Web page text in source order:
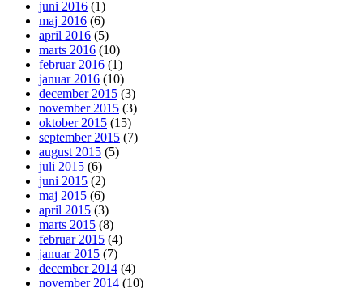
juni 2016 (1)
maj 2016 (6)
april 2016 (5)
marts 2016 (10)
februar 2016 (1)
januar 2016 (10)
december 2015 (3)
november 2015 (3)
oktober 2015 (15)
september 2015 (7)
august 2015 (5)
juli 2015 (6)
juni 2015 (2)
maj 2015 (6)
april 2015 (3)
marts 2015 (8)
februar 2015 (4)
januar 2015 (7)
december 2014 (4)
november 2014 (10)